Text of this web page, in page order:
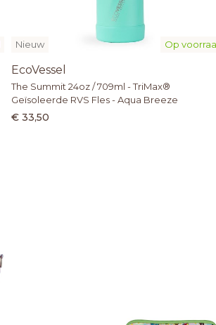
Op
Nieuw
EcoVessel
The Summit 24oz / 709ml - TriMax®
Geïsoleerde RVS Fles - Aqua Breeze
€ 33,50